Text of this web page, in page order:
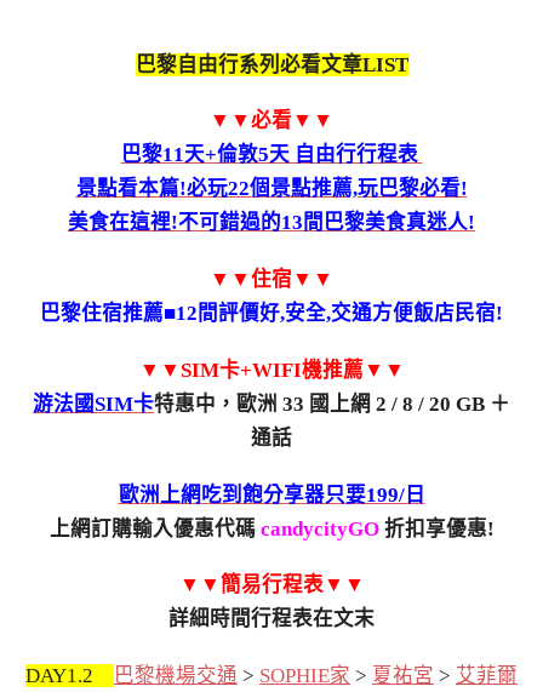
巴黎自由行系列必看文章LIST
▼▼必看▼▼
巴黎11天+倫敦5天 自由行行程表
景點看本篇!必玩22個景點推薦,玩巴黎必看!
美食在這裡!不可錯過的13間巴黎美食真迷人!
▼▼住宿▼▼
巴黎住宿推薦■12間評價好,安全,交通方便飯店民宿!
▼▼SIM卡+WIFI機推薦▼▼
游法國SIM卡特惠中，歐洲 33 國上網 2 / 8 / 20 GB ＋
通話
歐洲上網吃到飽分享器只要199/日
上網訂購輸入優惠代碼candycityGO折扣享優惠!
▼▼簡易行程表▼▼
詳細時間行程表在文末
DAY1.2 巴黎機場交通 > SOPHIE家 > 夏祐宮 > 艾菲爾